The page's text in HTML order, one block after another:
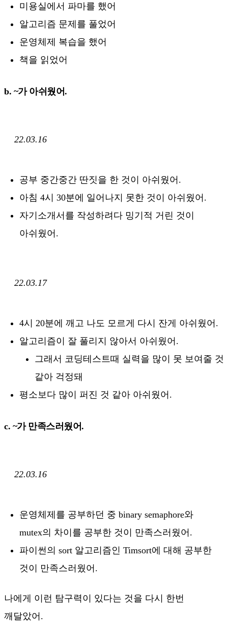
미용실에서 파마를 했어
알고리즘 문제를 풀었어
운영체제 복습을 했어
책을 읽었어
b. ~가 아쉬웠어.
22.03.16
공부 중간중간 딴짓을 한 것이 아쉬웠어.
아침 4시 30분에 일어나지 못한 것이 아쉬웠어.
자기소개서를 작성하려다 밍기적 거린 것이
아쉬웠어.
22.03.17
4시 20분에 깨고 나도 모르게 다시 잔게 아쉬웠어.
알고리즘이 잘 풀리지 않아서 아쉬웠어.
그래서 코딩테스트때 실력을 많이 못 보여줄 것
같아 걱정돼
평소보다 많이 퍼진 것 같아 아쉬웠어.
c. ~가 만족스러웠어.
22.03.16
운영체제를 공부하던 중 binary semaphore와
mutex의 차이를 공부한 것이 만족스러웠어.
파이썬의 sort 알고리즘인 Timsort에 대해 공부한
것이 만족스러웠어.
나에게 이런 탐구력이 있다는 것을 다시 한번
깨달았어.